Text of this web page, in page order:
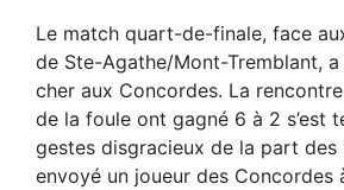
Le match quart-de-finale, face
de Ste-Agathe/Mont-Tremblant,
cher aux Concordes. La
de la foule ont gagné 6 à 2 s’est
gestes disgracieux de la part
envoyé un joueur des Concordes